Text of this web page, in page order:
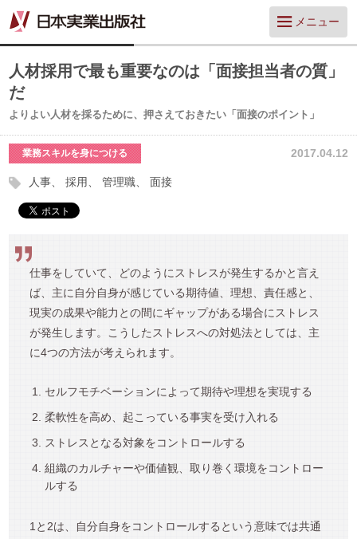
メニュー
人材採用で最も重要なのは「面接担当者の質」
だ
よりよい人材を採るために、押さえておきたい「面接のポイント」
2017.04.12
業務スキルを身につける
人事 採用 管理職 面接
仕事をしていて、どのようにストレスが発生するかと言え
ば、主に自分自身が感じている期待値、理想、責任感と、
現実の成果や能力との間にギャップがある場合にストレス
が発生します。こうしたストレスへの対処法としては、主
に4つの方法が考えられます。
セルフモチベーションによって期待や理想を実現する
柔軟性を高め、起こっている事実を受け入れる
ストレスとなる対象をコントロールする
組織のカルチャーや価値観、取り巻く環境をコントロー
ルする
1と2は、自分自身をコントロールするという意味では共通